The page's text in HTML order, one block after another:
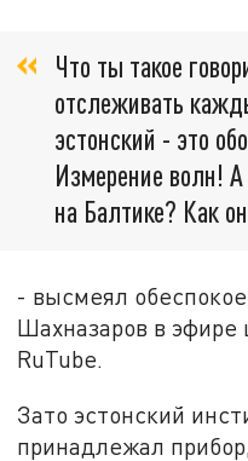
Что ты такое
отслеживать
эстонский - это
Измерение волн!
на Балтике? Как
- высмеял
Шахназаров в
RuTube.
Зато эстонский
принадлежал